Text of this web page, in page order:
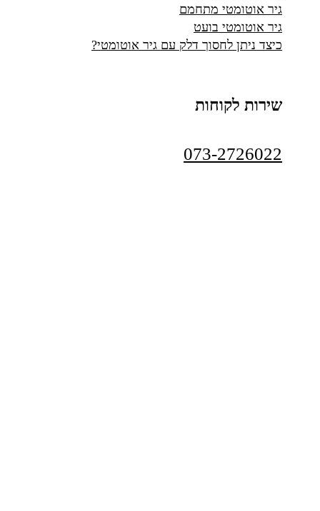
גיר אוטומטי מתחמם
גיר אוטומטי בועט
כיצד ניתן לחסוך דלק עם גיר אוטומטי?
שירות לקוחות
073-2726022